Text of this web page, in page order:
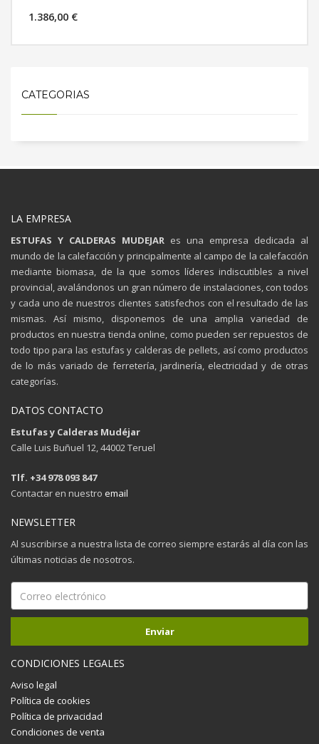
1.386,00 €
CATEGORIAS
LA EMPRESA
ESTUFAS Y CALDERAS MUDEJAR es una empresa dedicada al
mundo de la calefacción y principalmente al campo de la calefacción
mediante biomasa, de la que somos líderes indiscutibles a nivel
provincial, avalándonos un gran número de instalaciones, con todos
y cada uno de nuestros clientes satisfechos con el resultado de las
mismas. Así mismo, disponemos de una amplia variedad de
productos en nuestra tienda online, como pueden ser repuestos de
todo tipo para las estufas y calderas de pellets, así como productos
de lo más variado de ferretería, jardinería, electricidad y de otras
categorías.
DATOS CONTACTO
Estufas y Calderas Mudéjar
Calle Luis Buñuel 12, 44002 Teruel
Tlf. +34 978 093 847
Contactar en nuestro email
NEWSLETTER
Al suscribirse a nuestra lista de correo siempre estarás al día con las
últimas noticias de nosotros.
CONDICIONES LEGALES
Aviso legal
Política de cookies
Política de privacidad
Condiciones de venta